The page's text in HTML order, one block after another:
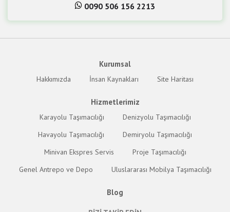
0090 506 156 2213
Kurumsal
Hakkımızda İnsan Kaynakları Site Haritası
Hizmetlerimiz
Karayolu Taşımacılığı
Denizyolu Taşımacılığı
Havayolu Taşımacılığı
Demiryolu Taşımacılığı
Minivan Ekspres Servis
Proje Taşımacılığı
Genel Antrepo ve Depo
Uluslararası Mobilya Taşımacılığı
Blog